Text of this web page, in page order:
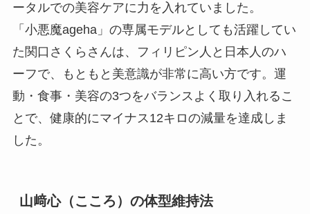
ータルでの美容ケアに力を入れていました。
「小悪魔ageha」の専属モデルとしても活躍してい
た関口さくらさんは、フィリピン人と日本人のハ
ーフで、もともと美意識が非常に高い方です。運
動・食事・美容の3つをバランスよく取り入れるこ
とで、健康的にマイナス12キロの減量を達成しま
した。
山﨑心（こころ）の体型維持法